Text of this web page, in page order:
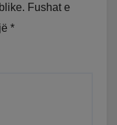
Fushat e
*